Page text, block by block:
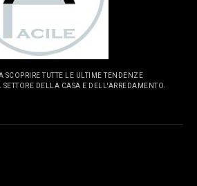
SCOPRIRE TUTTE LE ULTIME TENDENZE
DELLA CASA E DELL'ARREDAMENTO.